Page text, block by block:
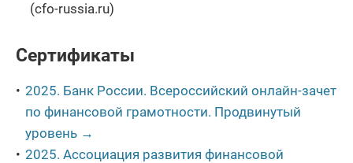
(cfo-russia.ru)
Сертификаты
2025. Банк России. Всероссийский онлайн-зачет
по финансовой грамотности. Продвинутый
уровень →
2025. Ассоциация развития финансовой